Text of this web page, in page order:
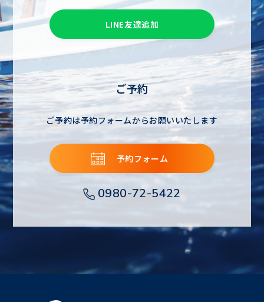
LINE友達追加
ご予約
ご予約は予約フォームからお願いいたします
予約フォーム
0980-72-5422